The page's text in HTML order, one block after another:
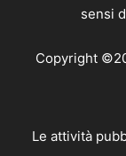
sensi
Copyright
Le attività